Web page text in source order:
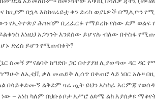
ከዚያም በኋላ እስከዛሬይቷ ቀን ድረስ ወያኔዎች በሚሊዮን
የኢትዮጵያ ሕዝብም ቢረፈርፉ የማይረኩ የሰው ደም ወልፍ
ይልቁንስ እነዚህ አጋንንት እንደሰው ይሆናሉ ብለው በተስፋ
ድረስ ይሆን የሚጠብቁት?
ስመኝ ምናልባት ከግድቡ ጋር በተያያዘ ሊያወጣው ዳር ዳር
ለኢቲቪ ቃለ መጠይቅ ሊሰጥ በቀጠሮ ላይ ነበር
በሳይቀድሙኝ ልቅደም ዛሬ ጧት ይህን አስከፊ እርምጃ
ነው – አነስ ካለም በህቡዕ ቦታ አሥሮ ዕድሜ ልክ እያሰቃዩ